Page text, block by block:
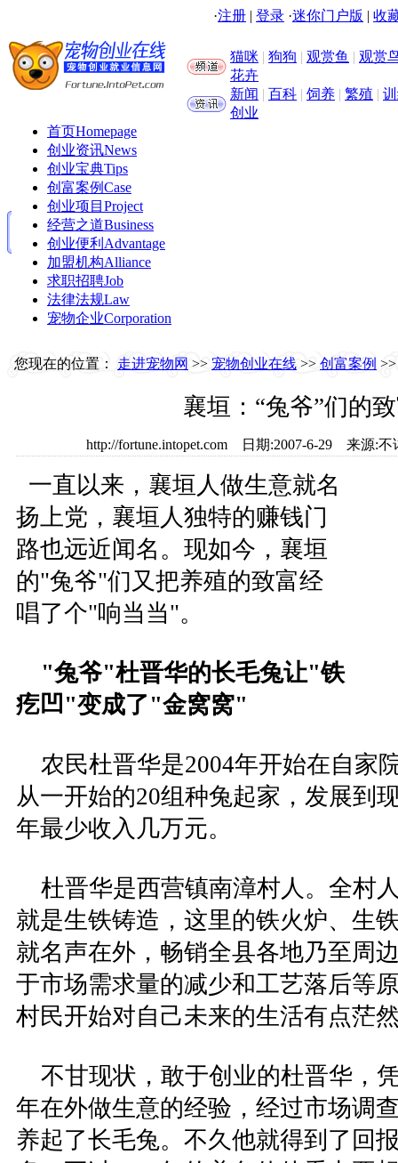
·注册 | 登录 ·迷你门户版 | 收
猫咪 | 狗狗 | 观赏鱼 | 观赏
花卉
新闻 | 百科 | 饲养 | 繁殖 |
创业
首页Homepage
创业资讯News
创业宝典Tips
创富案例Case
创业项目 Project
经营之道Business
创业便利 Advantage
加盟机构Alliance
求职招聘Job
法律法规Law
宠物企业Corporation
您现在的位置： 走进宠物网 >> 宠物创业在线 >> 创富案例
襄垣：“兔爷”们的
http://fortune.intopet.com 日期:2007-6-29 来源
一直以来，襄垣人做生意就名
扬上党，襄垣人独特的赚钱门
路也远近闻名。现如今，襄垣
的"兔爷"们又把养殖的致富经
唱了个"响当当"。
"兔爷"杜晋华的长毛兔让"铁
疙凹"变成了"金窝窝"
农民杜晋华是2004年开始在自家
从一开始的20组种兔起家，发展到
年最少收入几万元。
杜晋华是西营镇南漳村人。全村
就是生铁铸造，这里的铁火炉、生
就名声在外，畅销全县各地乃至周
于市场需求量的减少和工艺落后等
村民开始对自己未来的生活有点茫
不甘现状，敢于创业的杜晋华，
年在外做生意的经验，经过市场调
养起了长毛兔。不久他就得到了回